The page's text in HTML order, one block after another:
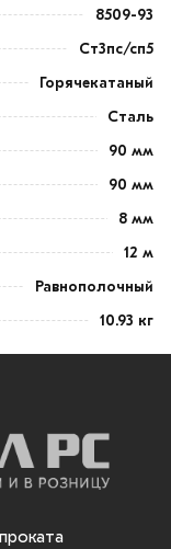
8509-93
Ст3пс/сп5
Горячекатаный
Сталь
90 мм
90 мм
8 мм
12 м
Равнополочный
10.93 кг